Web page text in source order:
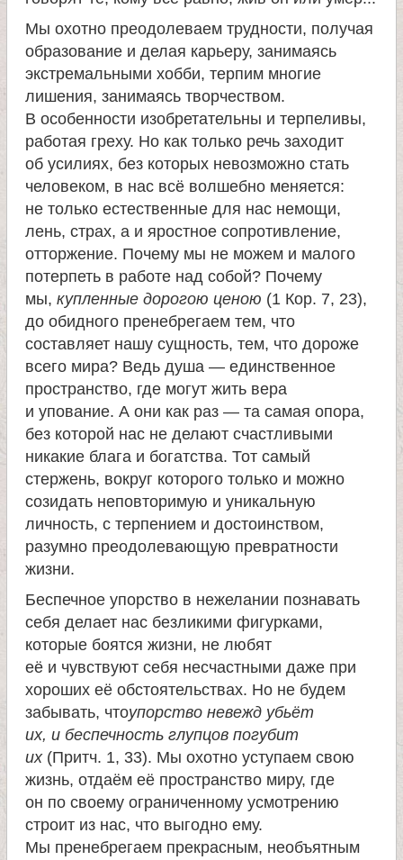
Мы охотно преодолеваем трудности, получая
образование и делая карьеру, занимаясь
экстремальными хобби, терпим многие
лишения, занимаясь творчеством.
В особенности изобретательны и терпеливы,
работая греху. Но как только речь заходит
об усилиях, без которых невозможно стать
человеком, в нас всё волшебно меняется:
не только естественные для нас немощи,
лень, страх, а и яростное сопротивление,
отторжение. Почему мы не можем и малого
потерпеть в работе над собой? Почему
мы, купленные дорогою ценою (1 Кор. 7, 23),
до обидного пренебрегаем тем, что
составляет нашу сущность, тем, что дороже
всего мира? Ведь душа — единственное
пространство, где могут жить вера
и упование. А они как раз — та самая опора,
без которой нас не делают счастливыми
никакие блага и богатства. Тот самый
стержень, вокруг которого только и можно
созидать неповторимую и уникальную
личность, с терпением и достоинством,
разумно преодолевающую превратности
жизни.
Беспечное упорство в нежелании познавать
себя делает нас безликими фигурками,
которые боятся жизни, не любят
её и чувствуют себя несчастными даже при
хороших её обстоятельствах. Но не будем
забывать, чтоупорство невежд убьёт
их, и беспечность глупцов погубит
их(Притч. 1, 33). Мы охотно уступаем свою
жизнь, отдаём её пространство миру, где
он по своему ограниченному усмотрению
строит из нас, что выгодно ему.
Мы пренебрегаем прекрасным, необъятным